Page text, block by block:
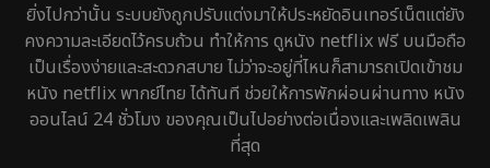
Fiction 4
Gothic 5
ยิ่งไปกว่านั้น ระบบยังถูกปรับแต่งมาให้ประหยัดอินเทอร์เน็ตแต่ยัง
คงความละเอียดไว้ครบถ้วน ทำให้การ ดูหนัง netflix ฟรี บนมือถือ
เป็นเรื่องง่ายและสะดวกสบาย ไม่ว่าจะอยู่ที่ไหนก็สามารถเปิดเข้าชม
หนัง netflix พากย์ไทย ได้ทันที ช่วยให้การพักผ่อนผ่านทาง หนัง
ออนไลน์ 24 ชั่วโมง ของคุณเป็นไปอย่างต่อเนื่องและเพลิดเพลิน
ที่สุด